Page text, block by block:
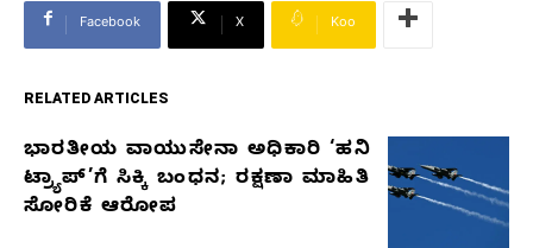
Facebook X Koo
RELATED ARTICLES
RELATED
ARTICLES
ಭಾರತೀಯ ವಾಯುಸೇನಾ ಅಧಿಕಾರಿ ‘ಹನಿ
ಟ್ರ್ಯಾಪ್’ಗೆ ಸಿಕ್ಕಿ ಬಂಧನ; ರಕ್ಷಣಾ ಮಾಹಿತಿ
ಸೋರಿಕೆ ಆರೋಪ